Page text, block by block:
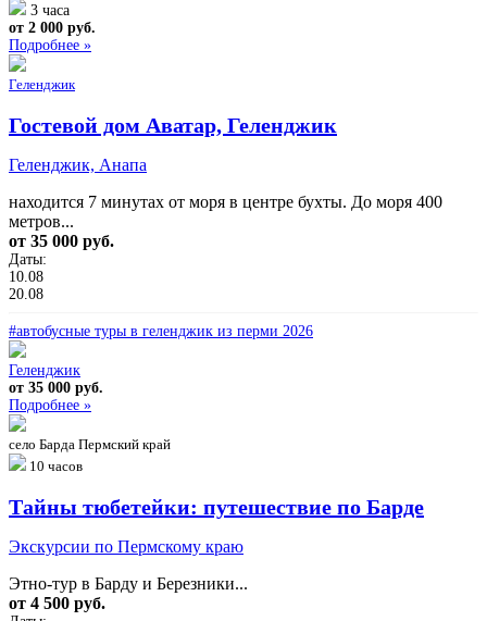
3 часа
от 2 000 руб.
Подробнее »
Геленджик
Гостевой дом Аватар, Геленджик
Геленджик, Анапа
находится 7 минутах от моря в центре бухты. До моря 400
метров...
от 35 000 руб.
Даты:
10.08
20.08
#автобусные туры в геленджик из перми 2026
Геленджик
от 35 000 руб.
Подробнее »
село Барда Пермский край
10 часов
Тайны тюбетейки: путешествие по Барде
Экскурсии по Пермскому краю
Этно-тур в Барду и Березники...
от 4 500 руб.